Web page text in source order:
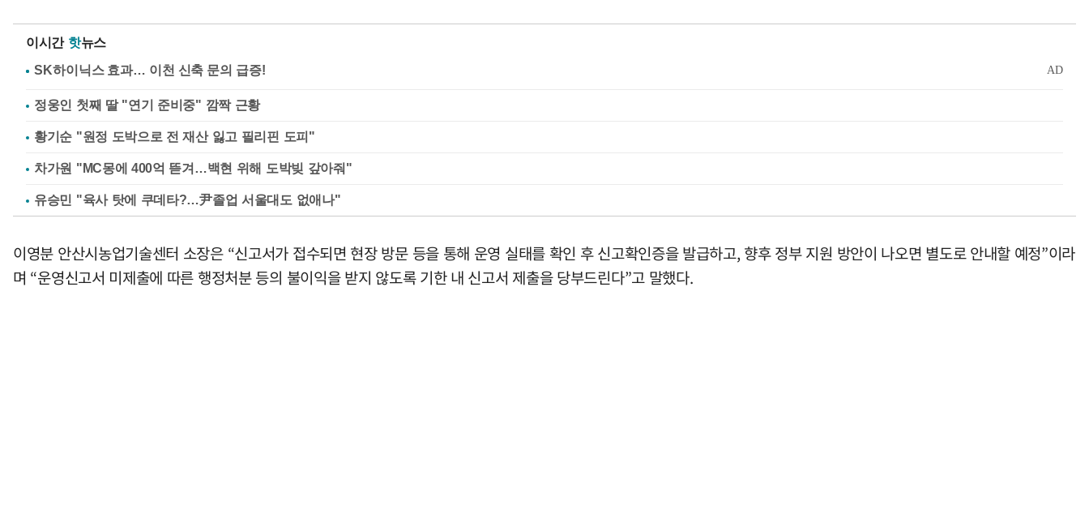
이시간 핫뉴스
정웅인 첫째 딸 "연기 준비중" 깜짝 근황
황기순 "원정 도박으로 전 재산 잃고 필리핀 도피"
차가원 "MC몽에 400억 뜯겨…백현 위해 도박빚 갚아줘"
유승민 "육사 탓에 쿠데타?…尹졸업 서울대도 없애나"
이영분 안산시농업기술센터 소장은 “신고서가 접수되면 현장 방문 등을 통해 운영 실태를 확인 후 신고확인증을 발급하고, 향후 정부 지원 방안이 나오면 별도로 안내할 예정”이라
며 “운영신고서 미제출에 따른 행정처분 등의 불이익을 받지 않도록 기한 내 신고서 제출을 당부드린다”고 말했다.